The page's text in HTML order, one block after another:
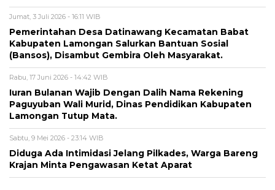
Jumat, 3 Juli 2026 - 16:11 WIB
Pemerintahan Desa Datinawang Kecamatan Babat
Kabupaten Lamongan Salurkan Bantuan Sosial
(Bansos), Disambut Gembira Oleh Masyarakat.
Rabu, 17 Juni 2026 - 14:42 WIB
Iuran Bulanan Wajib Dengan Dalih Nama Rekening
Paguyuban Wali Murid, Dinas Pendidikan Kabupaten
Lamongan Tutup Mata.
Sabtu, 9 Mei 2026 - 23:14 WIB
Diduga Ada Intimidasi Jelang Pilkades, Warga Bareng
Krajan Minta Pengawasan Ketat Aparat